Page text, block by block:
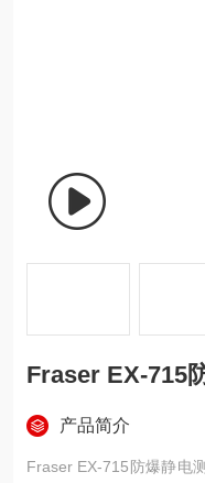
Fraser EX-715
产品简介
Fraser EX-715防爆静电